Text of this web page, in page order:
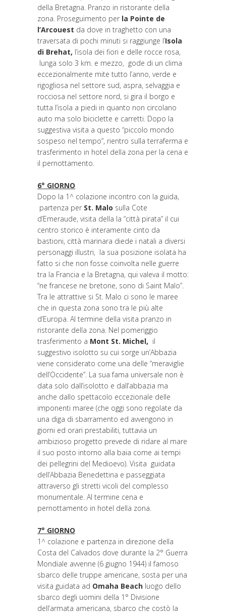
della Bretagna. Pranzo in ristorante della
zona. Proseguimento per la Pointe de
l’Arcouest da dove in traghetto con una
traversata di pochi minuti si raggiunge l’Isola
di Brehat, l’isola dei fiori e delle rocce rosa,
lunga solo 3 km. e mezzo, gode di un clima
eccezionalmente mite tutto l’anno, verde e
rigogliosa nel settore sud, aspra, selvaggia e
rocciosa nel settore nord, si gira il borgo e
tutta l’isola a piedi in quanto non circolano
auto ma solo biciclette e carretti. Dopo la
suggestiva visita a questo “piccolo mondo
sospeso nel tempo”, rientro sulla terraferma e
trasferimento in hotel della zona per la cena e
il pernottamento.
6° GIORNO
Dopo la 1^ colazione incontro con la guida,
partenza per St. Malo sulla Cote
d’Emeraude, visita della la “città pirata” il cui
centro storico è interamente cinto da
bastioni, città marinara diede i natali a diversi
personaggi illustri, la sua posizione isolata ha
fatto si che non fosse coinvolta nelle guerre
tra la Francia e la Bretagna, qui valeva il motto:
“ne francese ne bretone, sono di Saint Malo”.
Tra le attrattive si St. Malo ci sono le maree
che in questa zona sono tra le più alte
d’Europa. Al termine della visita pranzo in
ristorante della zona. Nel pomeriggio
trasferimento a Mont St. Michel, il
suggestivo isolotto su cui sorge un’Abbazia
viene considerato come una delle “meraviglie
dell’Occidente”. La sua fama universale non è
data solo dall’isolotto e dall’abbazia ma
anche dallo spettacolo eccezionale delle
imponenti maree (che oggi sono regolate da
una diga di sbarramento ed avvengono in
giorni ed orari prestabiliti, tuttavia un
ambizioso progetto prevede di ridare al mare
il suo posto intorno alla baia come ai tempi
dei pellegrini del Medioevo). Visita guidata
dell’Abbazia Benedettina e passeggiata
attraverso gli stretti vicoli del complesso
monumentale. Al termine cena e
pernottamento in hotel della zona.
7° GIORNO
1^ colazione e partenza in direzione della
Costa del Calvados dove durante la 2° Guerra
Mondiale avvenne (6 giugno 1944) il famoso
sbarco delle truppe americane, sosta per una
visita guidata ad Omaha Beach luogo dello
sbarco degli uomini della 1° Divisione
dell’armata americana, sbarco che costò la